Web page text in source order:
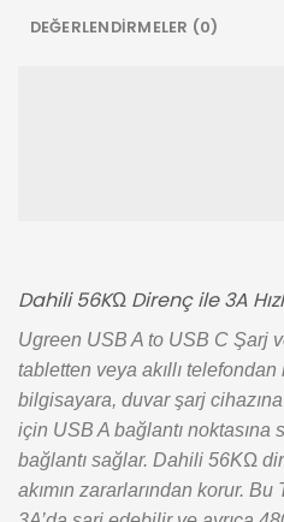
DEĞERLENDIRMELER (0)
Dahili 56KΩ Direnç ile 3A
Ugreen USB A to USB C Şarj
tabletten veya akıllı
bilgisayara, duvar şarj
için USB A bağlantı noktasına
bağlantı sağlar. Dahili 56KΩ
akımın zararlarından korur.